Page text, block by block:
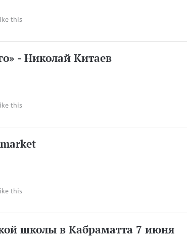
this
- Николай Китаев
this
this
школы в Кабраматта 7 июня